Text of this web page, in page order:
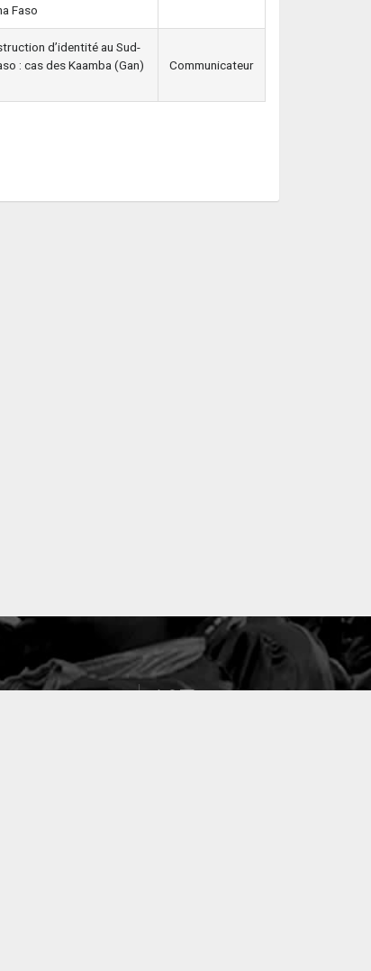
Faso
d’identité au Sud-
: cas des Kaamba (Gan)
Communicateur
127